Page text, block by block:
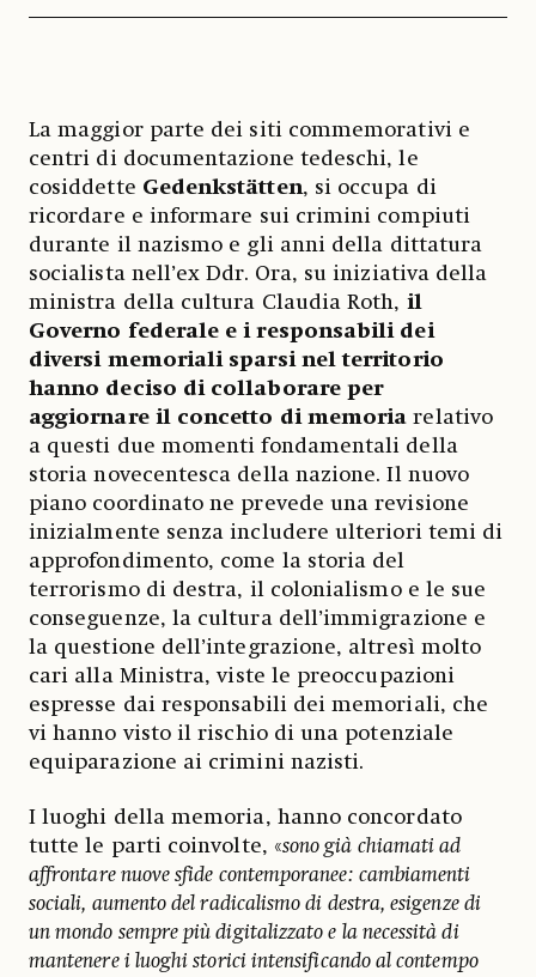
La maggior parte dei siti commemorativi e
centri di documentazione tedeschi, le
cosiddette Gedenkstätten, si occupa di
ricordare e informare sui crimini compiuti
durante il nazismo e gli anni della dittatura
socialista nell’ex Ddr. Ora, su iniziativa della
ministra della cultura Claudia Roth, il
Governo federale e i responsabili dei
diversi memoriali sparsi nel territorio
hanno deciso di collaborare per
aggiornare il concetto di memoriarelativo
a questi due momenti fondamentali della
storia novecentesca della nazione. Il nuovo
piano coordinato ne prevede una revisione
inizialmente senza includere ulteriori temi di
approfondimento, come la storia del
terrorismo di destra, il colonialismo e le sue
conseguenze, la cultura dell’immigrazione e
la questione dell’integrazione, altresì molto
cari alla Ministra, viste le preoccupazioni
espresse dai responsabili dei memoriali, che
vi hanno visto il rischio di una potenziale
equiparazione ai crimini nazisti.
I luoghi della memoria, hanno concordato
tutte le parti coinvolte, «sono già chiamati ad
affrontare nuove sfide contemporanee: cambiamenti
sociali, aumento del radicalismo di destra, esigenze di
un mondo sempre più digitalizzato e la necessità di
mantenere i luoghi storici intensificando al contempo